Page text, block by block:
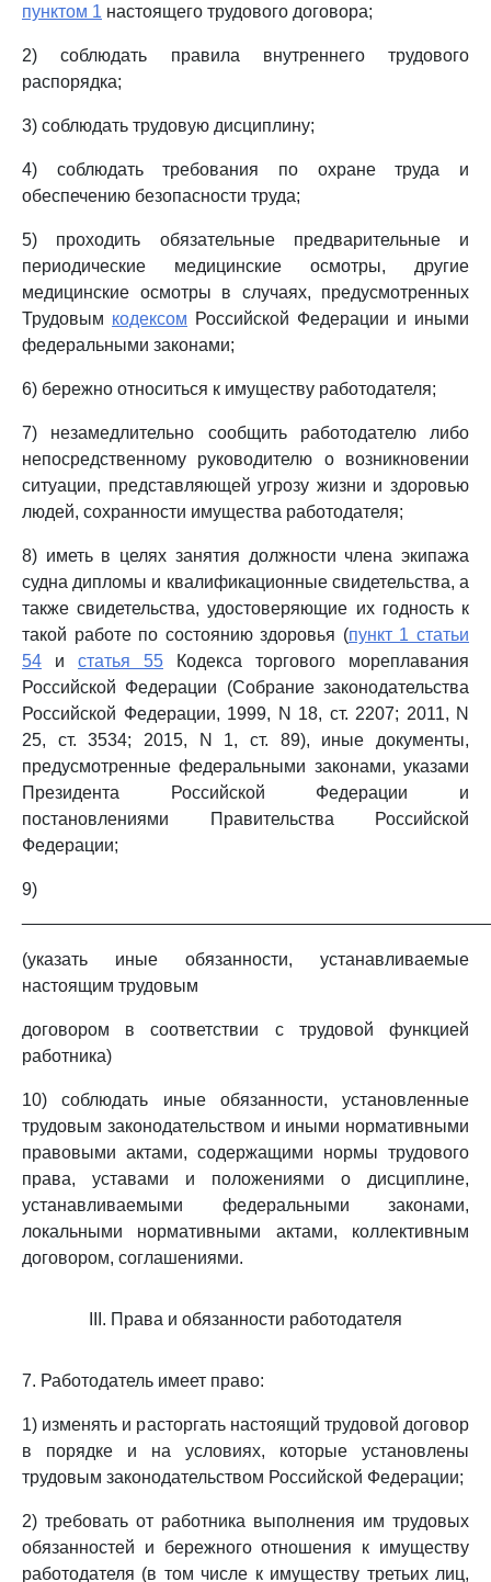
пунктом 1 настоящего трудового договора;
2) соблюдать правила внутреннего трудового
распорядка;
3) соблюдать трудовую дисциплину;
4) соблюдать требования по охране труда и
обеспечению безопасности труда;
5) проходить обязательные предварительные и
периодические медицинские осмотры, другие
медицинские осмотры в случаях, предусмотренных
Трудовым кодексом Российской Федерации и иными
федеральными законами;
6) бережно относиться к имуществу работодателя;
7) незамедлительно сообщить работодателю либо
непосредственному руководителю о возникновении
ситуации, представляющей угрозу жизни и здоровью
людей, сохранности имущества работодателя;
8) иметь в целях занятия должности члена экипажа
судна дипломы и квалификационные свидетельства, а
также свидетельства, удостоверяющие их годность к
такой работе по состоянию здоровья (пункт 1 статьи
54 и статья 55 Кодекса торгового мореплавания
Российской Федерации (Собрание законодательства
Российской Федерации, 1999, N 18, ст. 2207; 2011, N
25, ст. 3534; 2015, N 1, ст. 89), иные документы,
предусмотренные федеральными законами, указами
Президента Российской Федерации и
постановлениями Правительства Российской
Федерации;
9)
(указать иные обязанности, устанавливаемые
настоящим трудовым
договором в соответствии с трудовой функцией
работника)
10) соблюдать иные обязанности, установленные
трудовым законодательством и иными нормативными
правовыми актами, содержащими нормы трудового
права, уставами и положениями о дисциплине,
устанавливаемыми федеральными законами,
локальными нормативными актами, коллективным
договором, соглашениями.
III. Права и обязанности работодателя
7. Работодатель имеет право:
1) изменять и расторгать настоящий трудовой договор
в порядке и на условиях, которые установлены
трудовым законодательством Российской Федерации;
2) требовать от работника выполнения им трудовых
обязанностей и бережного отношения к имуществу
работодателя (в том числе к имуществу третьих лиц,